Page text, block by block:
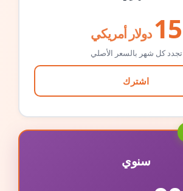
15 دولار أمريكي
تجدد كل شهر بالسعر الأصلي
اشترك
سنوي